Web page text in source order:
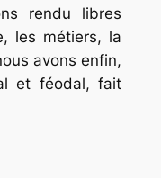
rendu libres
les métiers, la
avons enfin,
et féodal, fait